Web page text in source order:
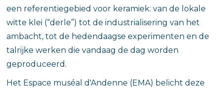
een referentiegebied voor keramiek: van de lokale
witte klei (“derle”) tot de industrialisering van het
ambacht, tot de hedendaagse experimenten en de
talrijke werken die vandaag de dag worden
geproduceerd.
Het Espace muséal d'Andenne (EMA) belicht deze